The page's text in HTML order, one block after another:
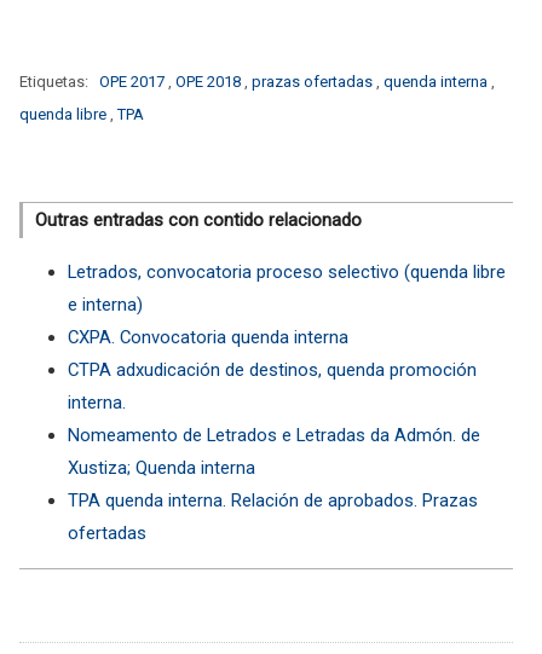
Etiquetas: OPE 2017 OPE 2018 prazas ofertadas quenda interna
quenda libre ,TPA
Outras entradas con contido relacionado
Letrados, convocatoria proceso selectivo (quenda libre
e interna)
CXPA. Convocatoria quenda interna
CTPA adxudicación de destinos, quenda promoción
interna.
Nomeamento de Letrados e Letradas da Admón. de
Xustiza; Quenda interna
TPA quenda interna. Relación de aprobados. Prazas
ofertadas